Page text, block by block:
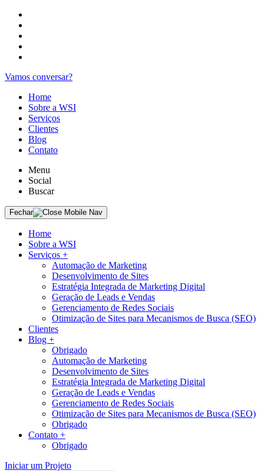
Vamos conversar?
Home
Sobre a WSI
Serviços
Clientes
Blog
Contato
Menu
Social
Buscar
Fechar
Home
Sobre a WSI
Serviços +
Automação de Marketing
Desenvolvimento de Sites
Estratégia Integrada de Marketing Digital
Geração de Leads e Vendas
Gerenciamento de Redes Sociais
Otimização de Sites para Mecanismos de Busca (SEO)
Clientes
Blog +
Obrigado
Automação de Marketing
Desenvolvimento de Sites
Estratégia Integrada de Marketing Digital
Geração de Leads e Vendas
Gerenciamento de Redes Sociais
Otimização de Sites para Mecanismos de Busca (SEO)
Obrigado
Contato +
Obrigado
Iniciar um Projeto